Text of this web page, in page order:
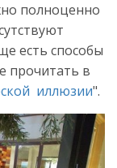
полноценно
есть способы
прочитать в
иллюзии".